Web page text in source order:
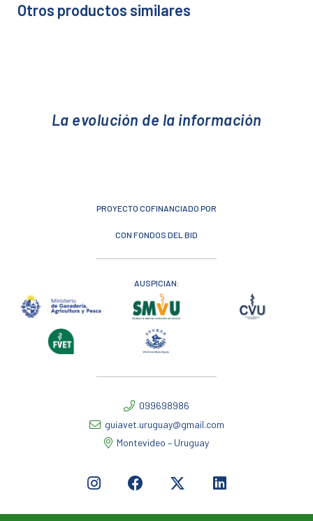
Otros productos similares
La evolución de la información
PROYECTO COFINANCIADO POR
CON FONDOS DEL BID
AUSPICIAN:
099698986
guiavet.uruguay@gmail.com
Montevideo – Uruguay